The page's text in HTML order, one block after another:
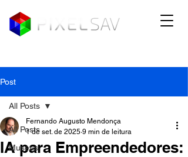
Post
All Posts
Museus
All Posts
IA para Empreendedores:
Fernando Augusto Mendonça
1 de set. de 2025 9 min de leitura